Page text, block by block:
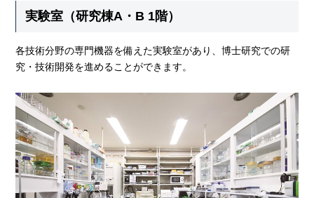
実験室（研究棟A・B 1階）
各技術分野の専門機器を備えた実験室があり、博士研究での研
究・技術開発を進めることができます。